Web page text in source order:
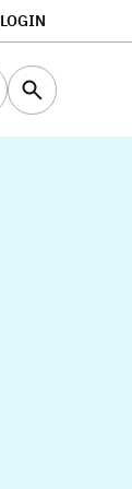
LOGIN